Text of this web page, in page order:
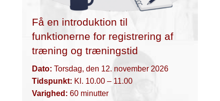
Få en introduktion til
funktionerne for registrering af
træning og træningstid
Dato: Torsdag, den 12. november 2026
Tidspunkt: Kl. 10.00 – 11.00
Varighed: 60 minutter